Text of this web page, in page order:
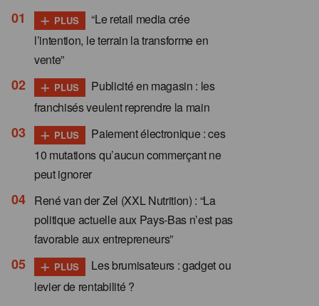
+ PLUS
“Le retail media crée
l’intention, le terrain la transforme en
vente”
+ PLUS
Publicité en magasin : les
franchisés veulent reprendre la main
+ PLUS
Paiement électronique : ces
10 mutations qu’aucun commerçant ne
peut ignorer
René van der Zel (XXL Nutrition) : “La
politique actuelle aux Pays-Bas n’est pas
favorable aux entrepreneurs”
+ PLUS
Les brumisateurs : gadget ou
levier de rentabilité ?